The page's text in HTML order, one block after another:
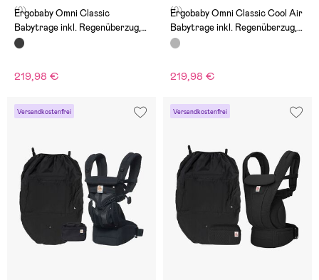
(0)
Ergobaby Omni Classic
Babytrage inkl. Regenüberzug,
Schwarz
219,98 €
(0)
Ergobaby Omni Classic Cool Air
Babytrage inkl. Regenüberzug,
Grau
219,98 €
Versandkostenfrei Versandkostenfrei